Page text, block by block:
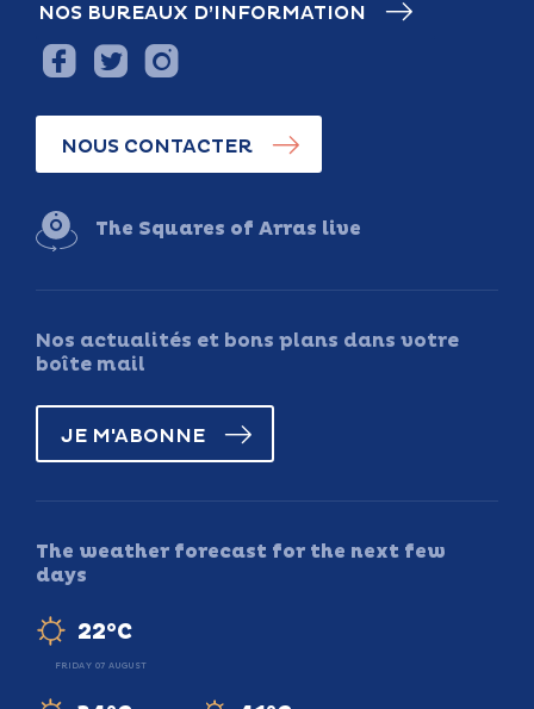
NOS BUREAUX D’INFORMATION
NOUS CONTACTER
The Squares of Arras live
Nos actualités et bons plans dans votre
boîte mail
JE M'ABONNE
The weather forecast for the next few
days
22°C
FRIDAY 07 AUGUST